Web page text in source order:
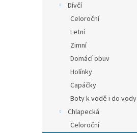
Dívčí
Celoroční
Letní
Zimní
Domácí obuv
Holínky
Capáčky
Boty k vodě i do vody
Chlapecká
Celoroční